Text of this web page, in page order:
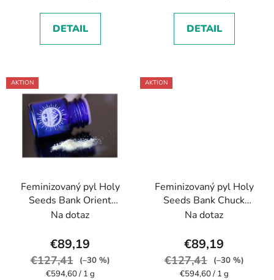
DETAIL DETAIL
AKTION
Feminizovaný pyl Holy
Seeds Bank Orient
Express
Na dotaz
€89,19
€127,41
(–30 %)
Verkaufspreis:
€594,60 / 1 g
AKTION
Feminizovaný pyl Holy
Seeds Bank Chuck
Norris
Na dotaz
€89,19
€127,41
(–30 %)
Verkaufspreis:
€594,60 / 1 g